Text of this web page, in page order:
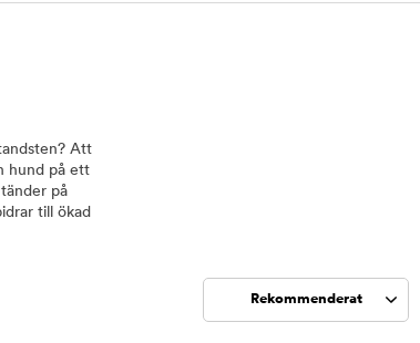
Att
hund på ett
på
till ökad
Rekommenderat